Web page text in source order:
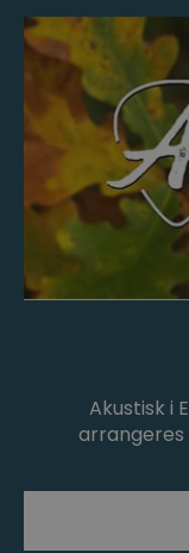
Akustisk i
arrangeres